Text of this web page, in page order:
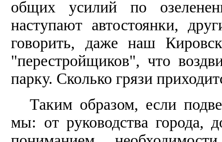
общих усилий по
наступают автостоянки,
говорить, даже наш
"перестройщиков", что
парку. Сколько грязи
Таким образом, если
мы: от руководства города,